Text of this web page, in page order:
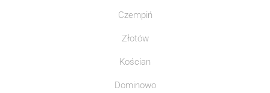
Czempiń
Złotów
Kościan
Dominowo